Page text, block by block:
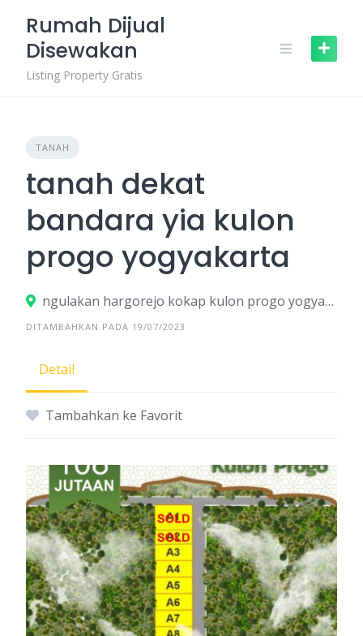
content
Rumah Dijual
Disewakan
Listing Property Gratis
TANAH
tanah dekat
bandara yia kulon
progo yogyakarta
ngulakan hargorejo kokap kulon progo yogyakarta
DITAMBAHKAN PADA 19/07/2023
Detail
Tambahkan ke Favorit